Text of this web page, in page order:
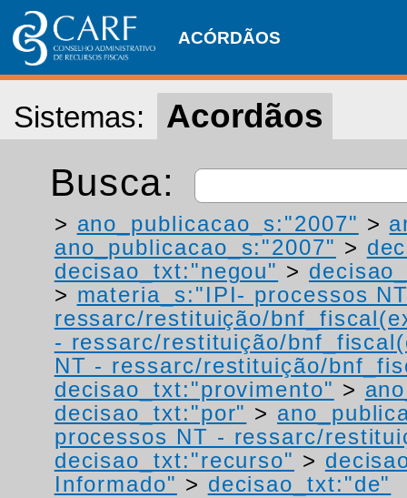
ACÓRDÃOS
Sistemas: Acordãos
Busca:
> ano_publicacao_s:"2007" >
ano_publicacao_s:"2007" >
decisao_txt:"negou" >
> materia_s:"IPI- processos
ressarc/restituição/
- ressarc/restituição/
NT - ressarc/restituição/
decisao_txt:"provimento" >
decisao_txt:"por" >
processos NT - ressarc/
decisao_txt:"recurso" >
Informado" > decisao_txt:"de"